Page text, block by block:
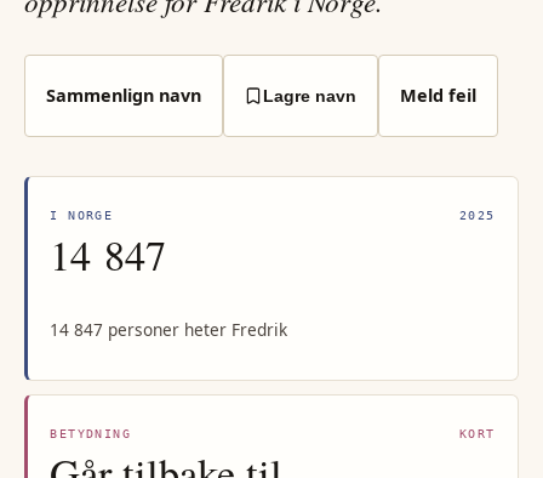
Sammenlign navn Lagre navn Meld feil
I NORGE 2025
14 847
14 847 personer heter Fredrik
BETYDNING KORT